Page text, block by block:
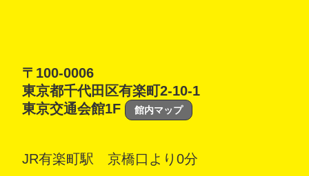
〒100-0006
東京都千代田区有楽町2-10-1
東京交通会館1F
館内マップ
JR有楽町駅 京橋口より0分